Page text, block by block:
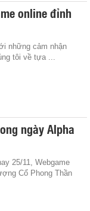
online đỉnh
những cảm nhận
tôi về tựa ...
ngày Alpha
25/11, Webgame
Cổ Phong Thần